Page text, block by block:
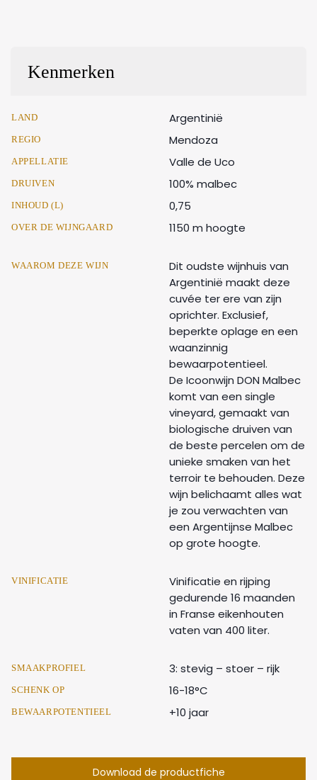
Kenmerken
LAND Argentinië
REGIO Mendoza
APPELLATIE Valle de Uco
DRUIVEN 100% malbec
INHOUD (L) 0,75
OVER DE WIJNGAARD 1150 m hoogte
WAAROM DEZE WIJN
Dit oudste wijnhuis van
Argentinië maakt deze
cuvée ter ere van zijn
oprichter. Exclusief,
beperkte oplage en een
waanzinnig
bewaarpotentieel.
De Icoonwijn DON Malbec
komt van een single
vineyard, gemaakt van
biologische druiven van
de beste percelen om de
unieke smaken van het
terroir te behouden. Deze
wijn belichaamt alles wat
je zou verwachten van
een Argentijnse Malbec
op grote hoogte.
VINIFICATIE
Vinificatie en rijping
gedurende 16 maanden
in Franse eikenhouten
vaten van 400 liter.
SMAAKPROFIEL 3: stevig – stoer – rijk
SCHENK OP 16-18°C
BEWAARPOTENTIEEL +10 jaar
Download de productfiche